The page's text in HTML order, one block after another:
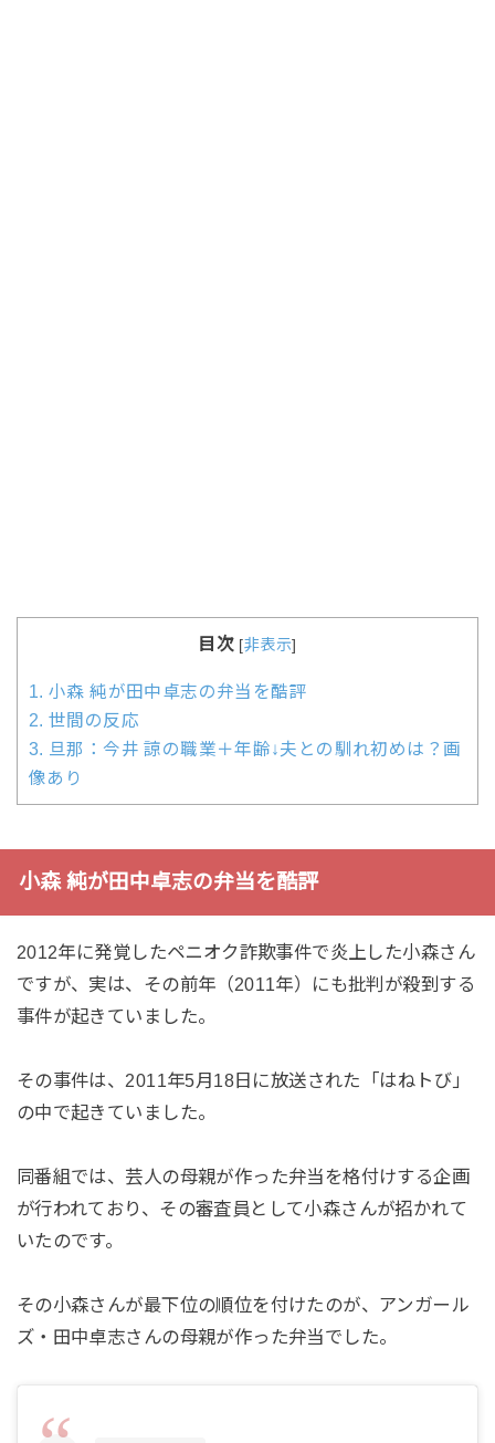
目次 [非表示]
1. 小森 純が田中卓志の弁当を酷評
2. 世間の反応
3. 旦那：今井 諒の職業＋年齢↓夫との馴れ初めは？画
像あり
小森 純が田中卓志の弁当を酷評
2012年に発覚したペニオク詐欺事件で炎上した小森さん
ですが、実は、その前年（2011年）にも批判が殺到する
事件が起きていました。
その事件は、2011年5月18日に放送された「はねトび」
の中で起きていました。
同番組では、芸人の母親が作った弁当を格付けする企画
が行われており、その審査員として小森さんが招かれて
いたのです。
その小森さんが最下位の順位を付けたのが、アンガール
ズ・田中卓志さんの母親が作った弁当でした。